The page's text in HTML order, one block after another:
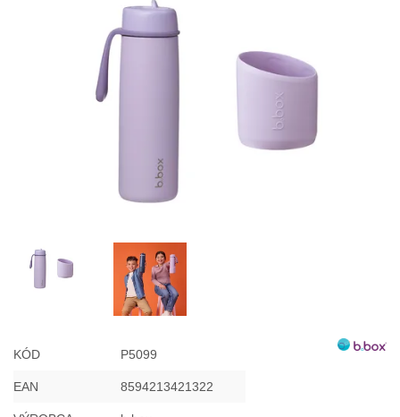
Misky, príbory
Skladovanie potravín
Detské nože a krájače
KÓD P5099
EAN 8594213421322